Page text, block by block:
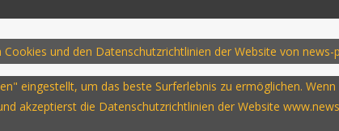
und den Datenschutzrichtlinien der Website von news-
eingestellt, um das beste Surferlebnis zu ermöglichen.
akzeptierst die Datenschutzrichtlinien der Website